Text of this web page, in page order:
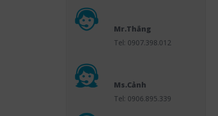
Mr.Thắng
Tel: 0907.398.012
Ms.Cảnh
Tel: 0906.895.339